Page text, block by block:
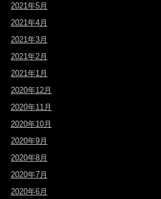
2021年5月
2021年4月
2021年3月
2021年2月
2021年1月
2020年12月
2020年11月
2020年10月
2020年9月
2020年8月
2020年7月
2020年6月